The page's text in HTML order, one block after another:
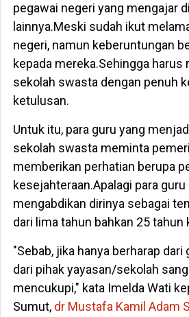
pegawai negeri yang mengajar
lainnya.Meski sudah ikut
negeri, namun keberuntungan
kepada mereka.Sehingga harus
sekolah swasta dengan penuh
ketulusan.
Untuk itu, para guru yang
sekolah swasta meminta
memberikan perhatian berupa
kesejahteraan.Apalagi para
mengabdikan dirinya sebagai
dari lima tahun bahkan 25 tahun
"Sebab, jika hanya berharap
dari pihak yayasan/sekolah
mencukupi," kata Imelda Wati
Sumut, dr Mustafa Kamil Adam